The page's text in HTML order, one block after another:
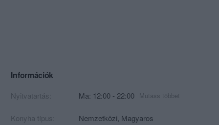
Információk
Nyitvatartás: Ma: 12:00 - 22:00 Mutass többet
Konyha típus: Nemzetközi, Magyaros